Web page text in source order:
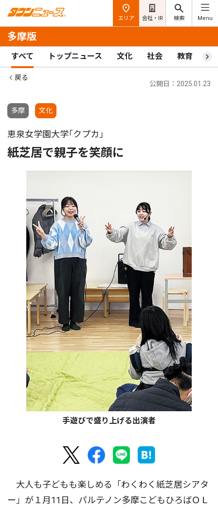
エリア 会社・IR 検索 Menu
多摩版
すべて トップニュース 文化 社会 教育 ス
戻る
多摩 文化
公開日：2025.01.23
恵泉女学園大学｢クプカ｣
紙芝居で親子を笑顔に
手遊びで盛り上げる出演者
大人も子どもも楽しめる「わくわく紙芝居シアタ
ー」が１月11日、パルテノン多摩こどもひろばＯＬ